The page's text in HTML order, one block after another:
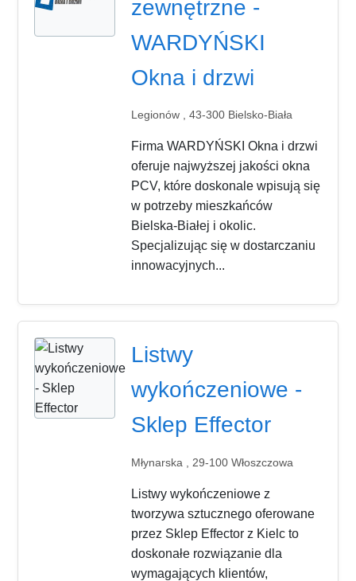
zewnętrzne -
WARDYŃSKI
Okna i drzwi
Legionów , 43-300 Bielsko-Biała
Firma WARDYŃSKI Okna i drzwi
oferuje najwyższej jakości okna
PCV, które doskonale wpisują się
w potrzeby mieszkańców
Bielska-Białej i okolic.
Specjalizując się w dostarczaniu
innowacyjnych...
Listwy
wykończeniowe -
Sklep Effector
Młynarska , 29-100 Włoszczowa
Listwy wykończeniowe z
tworzywa sztucznego oferowane
przez Sklep Effector z Kielc to
doskonałe rozwiązanie dla
wymagających klientów,